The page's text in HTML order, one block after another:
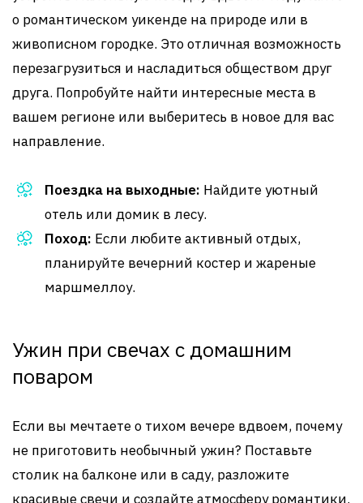
о романтическом уикенде на природе или в
живописном городке. Это отличная возможность
перезагрузиться и насладиться обществом друг
друга. Попробуйте найти интересные места в
вашем регионе или выберитесь в новое для вас
направление.
Поездка на выходные: Найдите уютный
отель или домик в лесу.
Поход: Если любите активный отдых,
планируйте вечерний костер и жареные
маршмеллоу.
Ужин при свечах с домашним
поваром
Если вы мечтаете о тихом вечере вдвоем, почему
не приготовить необычный ужин? Поставьте
столик на балконе или в саду, разложите
красивые свечи и создайте атмосферу романтики.